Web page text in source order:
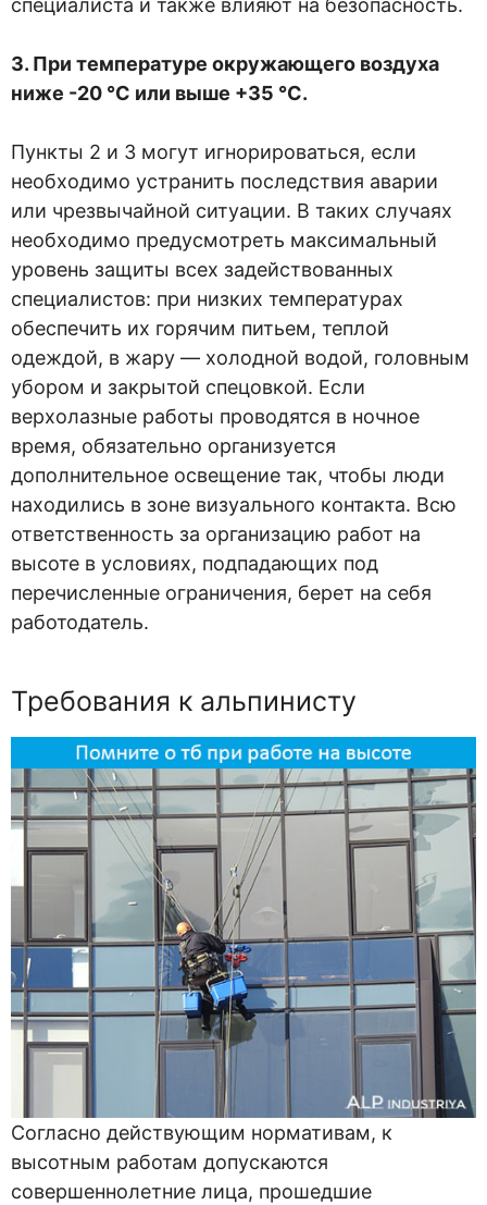
специалиста и также влияют на безопасность.
3. При температуре окружающего воздуха
ниже -20 °C или выше +35 °C.
Пункты 2 и 3 могут игнорироваться, если
необходимо устранить последствия аварии
или чрезвычайной ситуации. В таких случаях
необходимо предусмотреть максимальный
уровень защиты всех задействованных
специалистов: при низких температурах
обеспечить их горячим питьем, теплой
одеждой, в жару — холодной водой, головным
убором и закрытой спецовкой. Если
верхолазные работы проводятся в ночное
время, обязательно организуется
дополнительное освещение так, чтобы люди
находились в зоне визуального контакта. Всю
ответственность за организацию работ на
высоте в условиях, подпадающих под
перечисленные ограничения, берет на себя
работодатель.
Требования к альпинисту
Согласно действующим нормативам, к
высотным работам допускаются
совершеннолетние лица, прошедшие